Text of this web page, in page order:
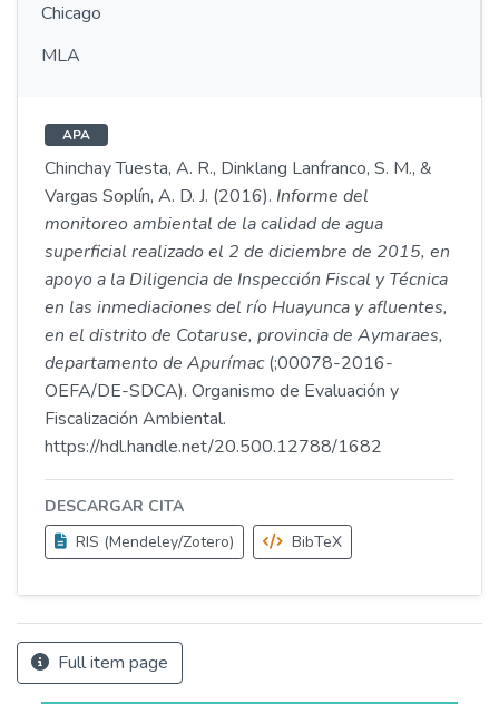
Chicago
MLA
APA
Chinchay Tuesta, A. R., Dinklang Lanfranco, S. M., &
Vargas Soplín, A. D. J. (2016). Informe del
monitoreo ambiental de la calidad de agua
superficial realizado el 2 de diciembre de 2015, en
apoyo a la Diligencia de Inspección Fiscal y Técnica
en las inmediaciones del río Huayunca y afluentes,
en el distrito de Cotaruse, provincia de Aymaraes,
departamento de Apurímac(;00078-2016-
OEFA/DE-SDCA). Organismo de Evaluación y
Fiscalización Ambiental.
https://hdl.handle.net/20.500.12788/1682
DESCARGAR CITA
RIS (Mendeley/Zotero)
BibTeX
Full item page